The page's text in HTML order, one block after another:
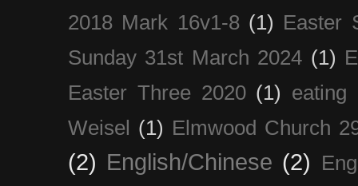
2018 Mark 16v1-8 (1) Easter
Sunday 31st March 2024 (1)
Easter Three 2020 (1) eating
Weisel
(1) Elmwood Church
(2) English/Chinese (2)